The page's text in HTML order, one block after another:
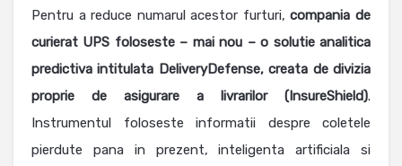
Pentru a reduce numarul acestor furturi,compania de
curierat UPS foloseste – mai nou – o solutie analitica
predictiva intitulata DeliveryDefense, creata de divizia
proprie de asigurare a livrarilor (InsureShield).
Instrumentul foloseste informatii despre coletele
pierdute pana in prezent, inteligenta artificiala si